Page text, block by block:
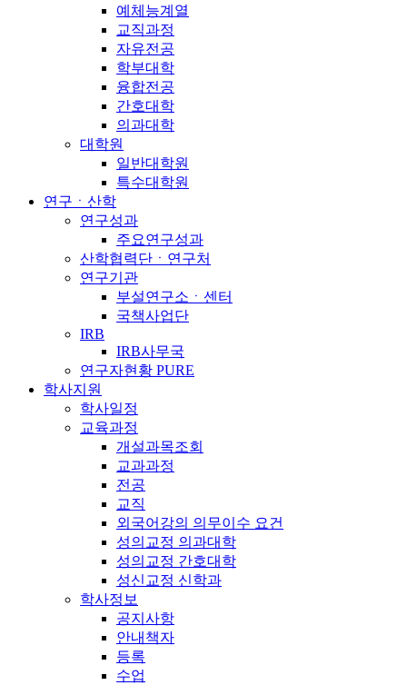
예체능계열
교직과정
자유전공
학부대학
융합전공
간호대학
의과대학
대학원
일반대학원
특수대학원
연구ㆍ산학
연구성과
주요연구성과
산학협력단ㆍ연구처
연구기관
부설연구소ㆍ센터
국책사업단
IRB
IRB사무국
연구자현황 PURE
학사지원
학사일정
교육과정
개설과목조회
교과과정
전공
교직
외국어강의 의무이수 요건
성의교정 의과대학
성의교정 간호대학
성신교정 신학과
학사정보
공지사항
안내책자
등록
수업